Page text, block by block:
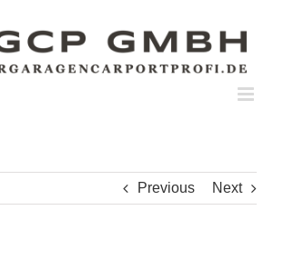
Previous Next